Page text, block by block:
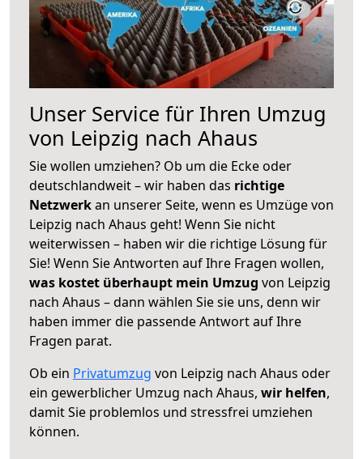
Unser Service für Ihren Umzug
von Leipzig nach Ahaus
Sie wollen umziehen? Ob um die Ecke oder
deutschlandweit – wir haben das richtige
Netzwerkan unserer Seite, wenn es Umzüge von
Leipzig nach Ahaus geht! Wenn Sie nicht
weiterwissen – haben wir die richtige Lösung für
Sie! Wenn Sie Antworten auf Ihre Fragen wollen,
was kostet überhaupt mein Umzug von Leipzig
nach Ahaus – dann wählen Sie sie uns, denn wir
haben immer die passende Antwort auf Ihre
Fragen parat.
Ob ein Privatumzug von Leipzig nach Ahaus oder
ein gewerblicher Umzug nach Ahaus, wir helfen,
damit Sie problemlos und stressfrei umziehen
können.